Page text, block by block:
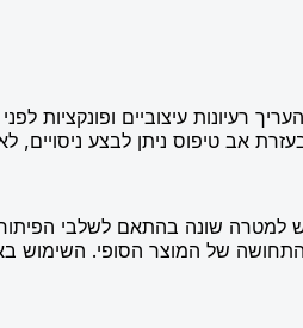
רעיונות עיצוביים
אב טיפוס ניתן לבצע
שונה בהתאם לשלבי
של המוצר הסופי. השימוש